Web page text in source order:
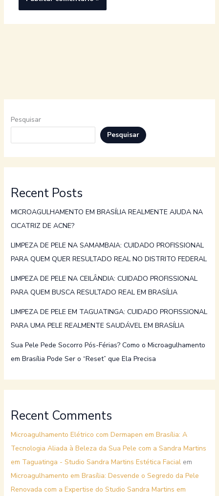
Pesquisar
Pesquisar
Recent Posts
MICROAGULHAMENTO EM BRASÍLIA REALMENTE AJUDA NA
CICATRIZ DE ACNE?
LIMPEZA DE PELE NA SAMAMBAIA: CUIDADO PROFISSIONAL
PARA QUEM QUER RESULTADO REAL NO DISTRITO FEDERAL
LIMPEZA DE PELE NA CEILÂNDIA: CUIDADO PROFISSIONAL
PARA QUEM BUSCA RESULTADO REAL EM BRASÍLIA
LIMPEZA DE PELE EM TAGUATINGA: CUIDADO PROFISSIONAL
PARA UMA PELE REALMENTE SAUDÁVEL EM BRASÍLIA
Sua Pele Pede Socorro Pós-Férias? Como o Microagulhamento
em Brasília Pode Ser o “Reset” que Ela Precisa
Recent Comments
Microagulhamento Elétrico com Dermapen em Brasília: A
Tecnologia Aliada à Beleza da Sua Pele com a Sandra Martins
em Taguatinga - Studio Sandra Martins Estética Facialem
Microagulhamento em Brasília: Desvende o Segredo da Pele
Renovada com a Expertise do Studio Sandra Martins em